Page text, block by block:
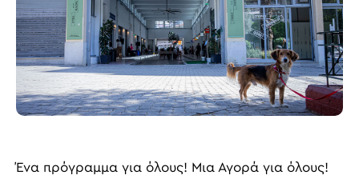
Ένα πρόγραμμα για όλους! Μια Αγορά για όλους!